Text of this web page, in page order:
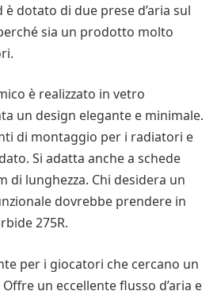
dotato di due prese d’aria sul
sia un prodotto molto
è realizzato in vetro
un design elegante e minimale.
di montaggio per i radiatori e
Si adatta anche a schede
di lunghezza. Chi desidera un
dovrebbe prendere in
275R.
per i giocatori che cercano un
Offre un eccellente flusso d’aria e